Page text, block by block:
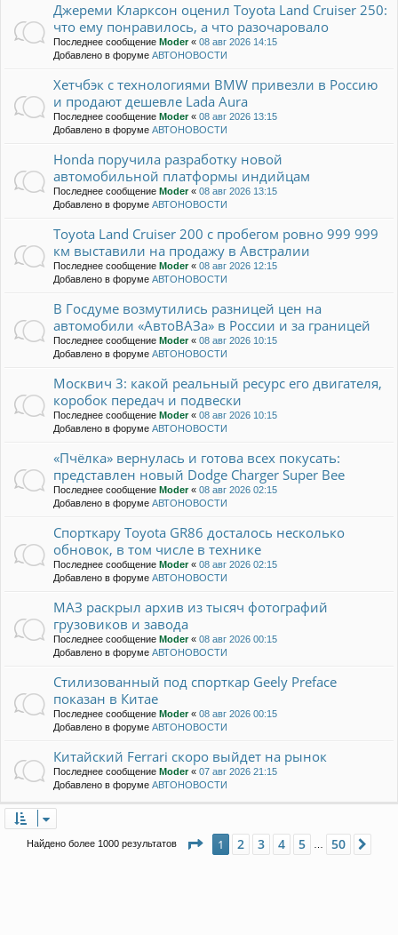
Джереми Кларксон оценил Toyota Land Cruiser 250:
что ему понравилось, а что разочаровало
Последнее сообщение Moder« 08 авг 2026 14:15
Добавлено в форуме АВТОНОВОСТИ
Хетчбэк с технологиями BMW привезли в Россию
и продают дешевле Lada Aura
Последнее сообщение Moder« 08 авг 2026 13:15
Добавлено в форуме АВТОНОВОСТИ
Honda поручила разработку новой
автомобильной платформы индийцам
Последнее сообщение Moder« 08 авг 2026 13:15
Добавлено в форуме АВТОНОВОСТИ
Toyota Land Cruiser 200 с пробегом ровно 999 999
км выставили на продажу в Австралии
Последнее сообщение Moder« 08 авг 2026 12:15
Добавлено в форуме АВТОНОВОСТИ
В Госдуме возмутились разницей цен на
автомобили «АвтоВАЗа» в России и за границей
Последнее сообщение Moder« 08 авг 2026 10:15
Добавлено в форуме АВТОНОВОСТИ
Москвич 3: какой реальный ресурс его двигателя,
коробок передач и подвески
Последнее сообщение Moder« 08 авг 2026 10:15
Добавлено в форуме АВТОНОВОСТИ
«Пчёлка» вернулась и готова всех покусать:
представлен новый Dodge Charger Super Bee
Последнее сообщение Moder« 08 авг 2026 02:15
Добавлено в форуме АВТОНОВОСТИ
Спорткару Toyota GR86 досталось несколько
обновок, в том числе в технике
Последнее сообщение Moder« 08 авг 2026 02:15
Добавлено в форуме АВТОНОВОСТИ
МАЗ раскрыл архив из тысяч фотографий
грузовиков и завода
Последнее сообщение Moder« 08 авг 2026 00:15
Добавлено в форуме АВТОНОВОСТИ
Стилизованный под спорткар Geely Preface
показан в Китае
Последнее сообщение Moder« 08 авг 2026 00:15
Добавлено в форуме АВТОНОВОСТИ
Китайский Ferrari скоро выйдет на рынок
Последнее сообщение Moder« 07 авг 2026 21:15
Добавлено в форуме АВТОНОВОСТИ
Найдено более 1000 результатов Страница из 50
1 2 3 4 5 50